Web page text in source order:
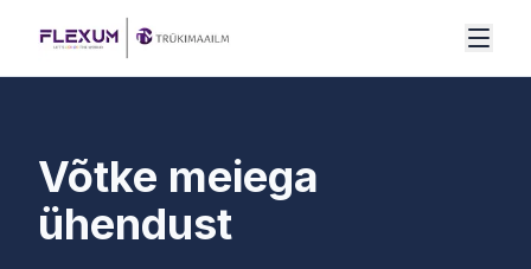
Mine sisu juurde
Võtke meiega
ühendust